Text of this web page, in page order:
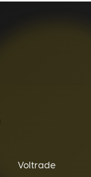
Voltrade